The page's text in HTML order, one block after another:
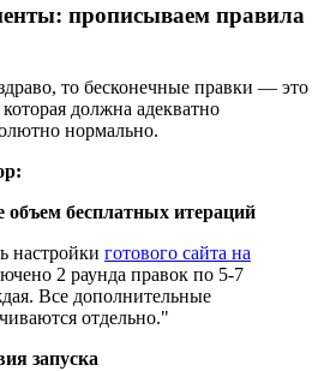
прописываем правила
то бесконечные правки — это
должна адекватно
нормально.
объем бесплатных итераций
настройки готового сайта на
2 раунда правок по 5-7
Все дополнительные
отдельно."
запуска